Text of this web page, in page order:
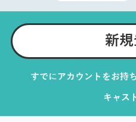
新
すでにアカウントをお持
キャス